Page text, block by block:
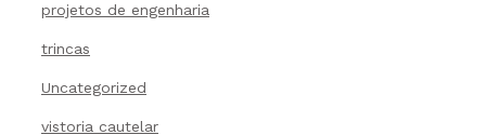
projetos de engenharia
trincas
Uncategorized
vistoria cautelar